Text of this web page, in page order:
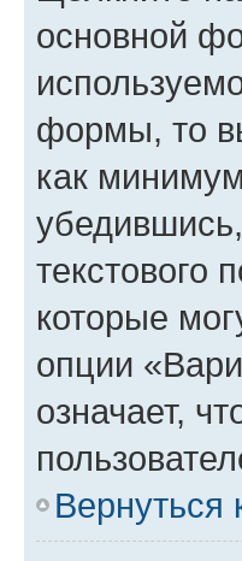
основной
формы, то
как
текстового
которые
опции
означает,
Вернуться